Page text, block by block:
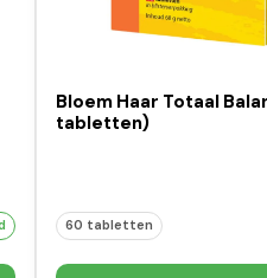
Bloem Haar Totaal
tabletten)
60 tabletten